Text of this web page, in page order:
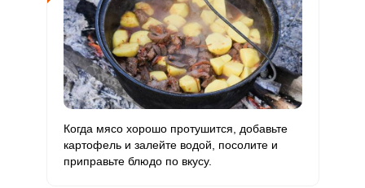
Когда мясо хорошо протушится, добавьте
картофель и залейте водой, посолите и
приправьте блюдо по вкусу.